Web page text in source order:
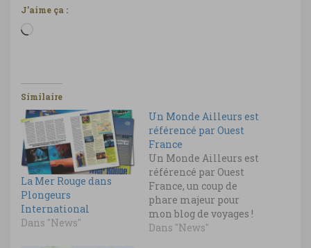
J’aime ça :
Similaire
La Mer Rouge dans
Plongeurs
International
Dans "News"
Un Monde Ailleurs est
référencé par Ouest
France
Un Monde Ailleurs est
référencé par Ouest
France, un coup de
phare majeur pour
mon blog de voyages !
Dans "News"